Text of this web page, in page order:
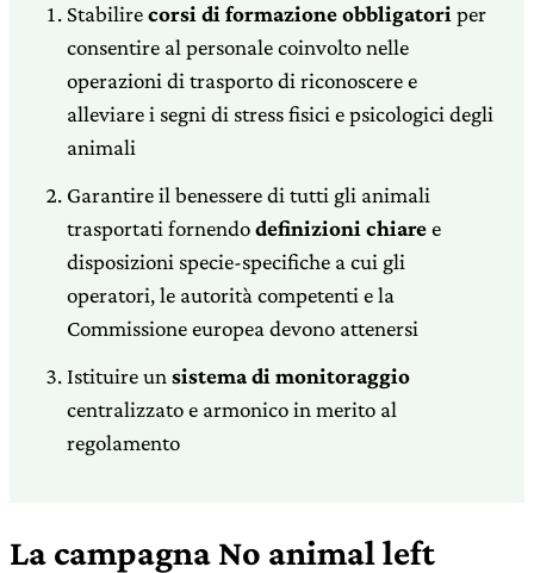
Stabilirecorsi di formazione obbligatori per
consentire al personale coinvolto nelle
operazioni di trasporto di riconoscere e
alleviare i segni di stress fisici e psicologici degli
animali
Garantire il benessere di tutti gli animali
trasportati fornendodefinizioni chiaree
disposizioni specie-specifiche a cui gli
operatori, le autorità competenti e la
Commissione europea devono attenersi
Istituire un sistema di monitoraggio
centralizzato e armonico in merito al
regolamento
La campagna No animal left